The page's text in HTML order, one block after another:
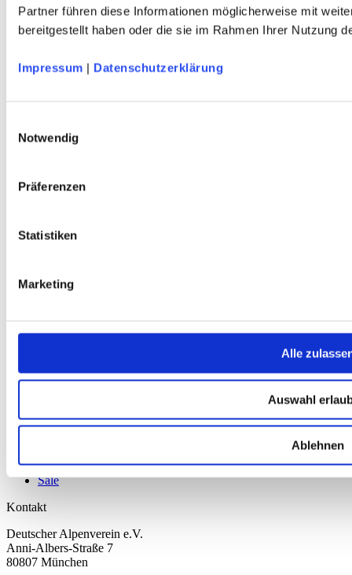
Partner führen diese Informationen möglicherweise mit
bereitgestellt haben oder die sie im Rahmen Ihrer Nutzung
Impressum | Datenschutzerklärung
Notwendig
Präferenzen
Statistiken
Marketing
Alle
Auswahl
Ablehnen
C.A.M.P. Express Sling 60 cm Bandschlinge
Service
Mein Konto
Nachhaltigkeit
AGB
Datenschutz
Karten & Bücher
Kinder
Neu
Sale
Kontakt
Deutscher Alpenverein e.V.
Anni-Albers-Straße 7
80807 München